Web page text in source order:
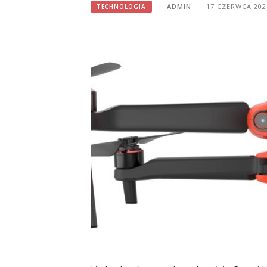
TECHNOLOGIA ADMIN 17 CZERWCA